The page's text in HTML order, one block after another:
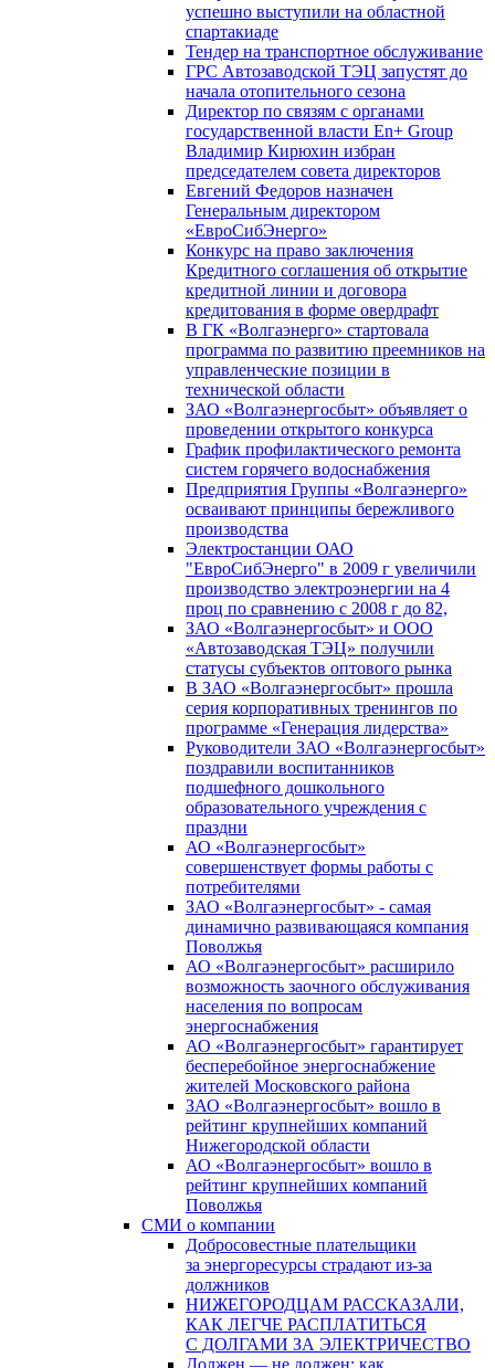
успешно выступили на областной
спартакиаде
Тендер на транспортное обслуживание
ГРС Автозаводской ТЭЦ запустят до
начала отопительного сезона
Директор по связям с органами
государственной власти En+ Group
Владимир Кирюхин избран
председателем совета директоров
Евгений Федоров назначен
Генеральным директором
«ЕвроСибЭнерго»
Конкурс на право заключения
Кредитного соглашения об открытие
кредитной линии и договора
кредитования в форме овердрафт
В ГК «Волгаэнерго» стартовала
программа по развитию преемников на
управленческие позиции в
технической области
ЗАО «Волгаэнергосбыт» объявляет о
проведении открытого конкурса
График профилактического ремонта
систем горячего водоснабжения
Предприятия Группы «Волгаэнерго»
осваивают принципы бережливого
производства
Электростанции ОАО
"ЕвроСибЭнерго" в 2009 г увеличили
производство электроэнергии на 4
проц по сравнению с 2008 г до 82,
ЗАО «Волгаэнергосбыт» и ООО
«Автозаводская ТЭЦ» получили
статусы субъектов оптового рынка
В ЗАО «Волгаэнергосбыт» прошла
серия корпоративных тренингов по
программе «Генерация лидерства»
Руководители ЗАО «Волгаэнергосбыт»
поздравили воспитанников
подшефного дошкольного
образовательного учреждения с
праздни
АО «Волгаэнергосбыт»
совершенствует формы работы с
потребителями
ЗАО «Волгаэнергосбыт» - самая
динамично развивающаяся компания
Поволжья
АО «Волгаэнергосбыт» расширило
возможность заочного обслуживания
населения по вопросам
энергоснабжения
АО «Волгаэнергосбыт» гарантирует
бесперебойное энергоснабжение
жителей Московского района
ЗАО «Волгаэнергосбыт» вошло в
рейтинг крупнейших компаний
Нижегородской области
АО «Волгаэнергосбыт» вошло в
рейтинг крупнейших компаний
Поволжья
СМИ о компании
Добросовестные плательщики
за энергоресурсы страдают из-за
должников
НИЖЕГОРОДЦАМ РАССКАЗАЛИ,
КАК ЛЕГЧЕ РАСПЛАТИТЬСЯ
С ДОЛГАМИ ЗА ЭЛЕКТРИЧЕСТВО